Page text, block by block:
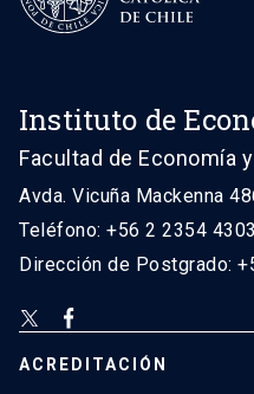
Instituto de
Facultad de Economía
Avda. Vicuña Mackenna
Teléfono: +56 2 2354 4303
Dirección de Postgrado:
ACREDITACIÓN